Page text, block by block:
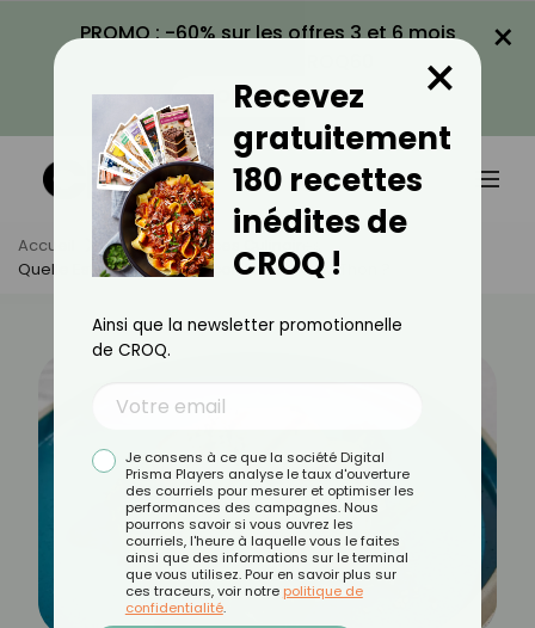
PROMO : -60% sur les offres 3 et 6 mois
VOIR LA PROMO
×
Accueil Actus
Astuces Culinaires
Quelle Est La Meilleure Façon De Cuire Du Thon ?
Recevez
gratuitement
180 recettes
inédites de
CROQ !
×
Ainsi que la newsletter promotionnelle
de CROQ.
Je consens à ce que la société Digital
Prisma Players analyse le taux d'ouverture
des courriels pour mesurer et optimiser les
performances des campagnes. Nous
pourrons savoir si vous ouvrez les
courriels, l'heure à laquelle vous le faites
ainsi que des informations sur le terminal
que vous utilisez. Pour en savoir plus sur
ces traceurs, voir notre politique de
confidentialité.